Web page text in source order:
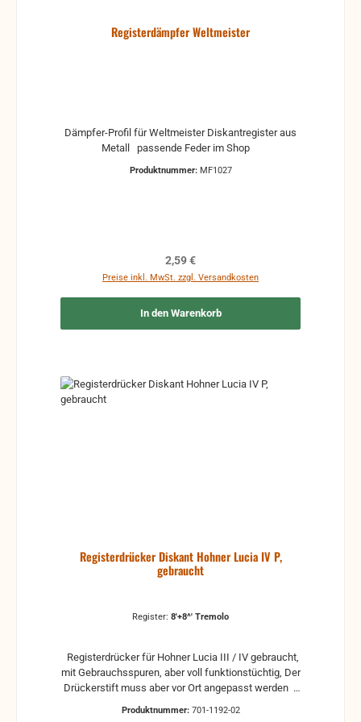
Registerdämpfer Weltmeister
Dämpfer-Profil für Weltmeister Diskantregister aus
Produktnummer: MF1027
Regulärer Preis:
2,59 €
Preise inkl. MwSt. zzgl. Versandkosten
In den Warenkorb
Registerdrücker Diskant Hohner Lucia IV P,
gebraucht
Register: 8'+8^' Tremolo
mit Gebrauchsspuren, aber voll funktionstüchtig, Der
Drückerstift muss aber vor Ort angepasst werden
Produktnummer: 701-1192-02